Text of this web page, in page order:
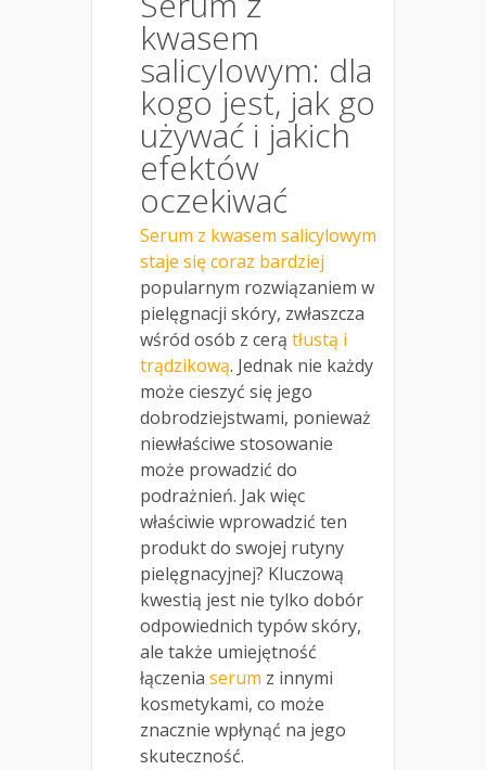
kwasem
salicylowym: dla
kogo jest, jak go
używać i jakich
efektów
oczekiwać
Serum z kwasem salicylowym
staje się coraz bardziej
popularnym rozwiązaniem w
pielęgnacji skóry, zwłaszcza
wśród osób z cerą tłustą i
trądzikową. Jednak nie każdy
może cieszyć się jego
dobrodziejstwami, ponieważ
niewłaściwe stosowanie
może prowadzić do
podrażnień. Jak więc
właściwie wprowadzić ten
produkt do swojej rutyny
pielęgnacyjnej? Kluczową
kwestią jest nie tylko dobór
odpowiednich typów skóry,
ale także umiejętność
łączenia serum z innymi
kosmetykami, co może
znacznie wpłynąć na jego
skuteczność.